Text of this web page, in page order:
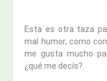
Esta es otra taza
mal humor, como
me gusta mucho
¿qué me decís?